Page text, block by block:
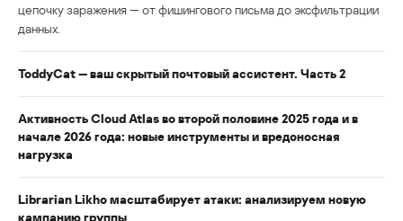
цепочку заражения — от фишингового письма до эксфильтрации
данных.
ToddyCat — ваш скрытый почтовый ассистент. Часть 2
Активность Cloud Atlas во второй половине 2025 года и в
начале 2026 года: новые инструменты и вредоносная
нагрузка
Librarian Likho масштабирует атаки: анализируем новую
кампанию группы